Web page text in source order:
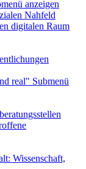
anzeigen
Nahfeld
digitalen Raum
real" Submenü
Wissenschaft,